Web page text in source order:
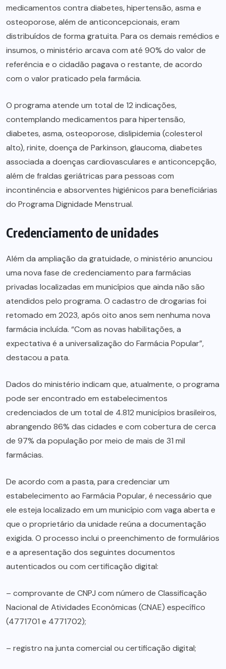
medicamentos contra diabetes, hipertensão, asma e
osteoporose, além de anticoncepcionais, eram
distribuídos de forma gratuita. Para os demais remédios e
insumos, o ministério arcava com até 90% do valor de
referência e o cidadão pagava o restante, de acordo
com o valor praticado pela farmácia.
O programa atende um total de 12 indicações,
contemplando medicamentos para hipertensão,
diabetes, asma, osteoporose, dislipidemia (colesterol
alto), rinite, doença de Parkinson, glaucoma, diabetes
associada a doenças cardiovasculares e anticoncepção,
além de fraldas geriátricas para pessoas com
incontinência e absorventes higiênicos para beneficiárias
do Programa Dignidade Menstrual.
Credenciamento de unidades
Além da ampliação da gratuidade, o ministério anunciou
uma nova fase de credenciamento para farmácias
privadas localizadas em municípios que ainda não são
atendidos pelo programa. O cadastro de drogarias foi
retomado em 2023, após oito anos sem nenhuma nova
farmácia incluída. “Com as novas habilitações, a
expectativa é a universalização do Farmácia Popular”,
destacou a pata.
Dados do ministério indicam que, atualmente, o programa
pode ser encontrado em estabelecimentos
credenciados de um total de 4.812 municípios brasileiros,
abrangendo 86% das cidades e com cobertura de cerca
de 97% da população por meio de mais de 31 mil
farmácias.
De acordo com a pasta, para credenciar um
estabelecimento ao Farmácia Popular, é necessário que
ele esteja localizado em um município com vaga aberta e
que o proprietário da unidade reúna a documentação
exigida. O processo inclui o preenchimento de formulários
e a apresentação dos seguintes documentos
autenticados ou com certificação digital:
– comprovante de CNPJ com número de Classificação
Nacional de Atividades Econômicas (CNAE) específico
(4771701 e 4771702);
– registro na junta comercial ou certificação digital;